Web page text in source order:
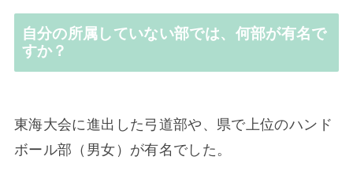
自分の所属していない部では、何部が有名で
すか？
東海大会に進出した弓道部や、県で上位のハンド
ボール部（男女）が有名でした。